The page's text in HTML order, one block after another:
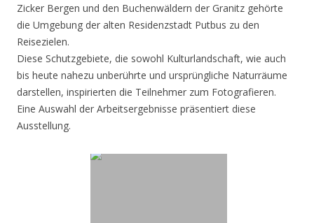
Zicker Bergen und den Buchenwäldern der Granitz gehörte
die Umgebung der alten Residenzstadt Putbus zu den
Reisezielen.
Diese Schutzgebiete, die sowohl Kulturlandschaft, wie auch
bis heute nahezu unberührte und ursprüngliche Naturräume
darstellen, inspirierten die Teilnehmer zum Fotografieren.
Eine Auswahl der Arbeitsergebnisse präsentiert diese
Ausstellung.